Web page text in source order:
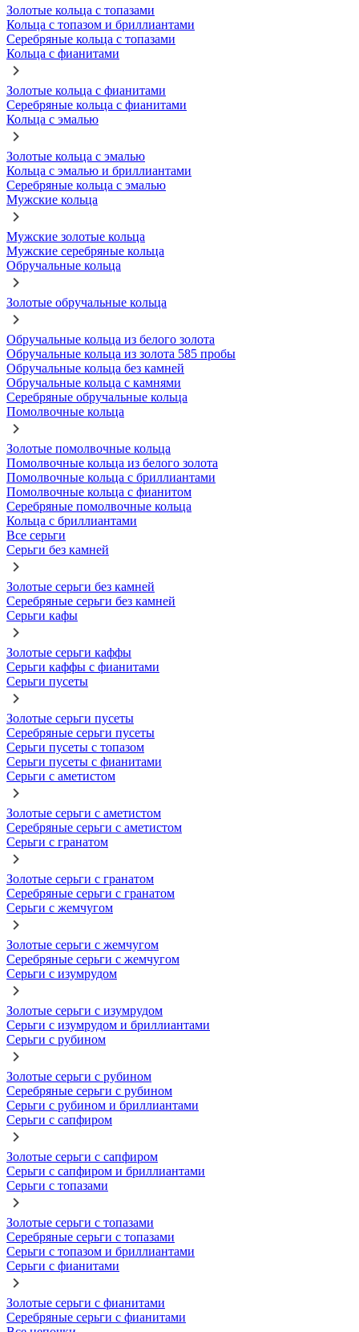
Золотые кольца с топазами
Кольца с топазом и бриллиантами
Серебряные кольца с топазами
Кольца с фианитами
Золотые кольца с фианитами
Серебряные кольца с фианитами
Кольца с эмалью
Золотые кольца с эмалью
Кольца с эмалью и бриллиантами
Серебряные кольца с эмалью
Мужские кольца
Мужские золотые кольца
Мужские серебряные кольца
Обручальные кольца
Золотые обручальные кольца
Обручальные кольца из белого золота
Обручальные кольца из золота 585 пробы
Обручальные кольца без камней
Обручальные кольца с камнями
Серебряные обручальные кольца
Помолвочные кольца
Золотые помолвочные кольца
Помолвочные кольца из белого золота
Помолвочные кольца с бриллиантами
Помолвочные кольца с фианитом
Серебряные помолвочные кольца
Кольца с бриллиантами
Все серьги
Серьги без камней
Золотые серьги без камней
Серебряные серьги без камней
Серьги кафы
Золотые серьги каффы
Серьги каффы с фианитами
Серьги пусеты
Золотые серьги пусеты
Серебряные серьги пусеты
Серьги пусеты с топазом
Серьги пусеты с фианитами
Серьги с аметистом
Золотые серьги с аметистом
Серебряные серьги с аметистом
Серьги с гранатом
Золотые серьги с гранатом
Серебряные серьги с гранатом
Серьги с жемчугом
Золотые серьги с жемчугом
Серебряные серьги с жемчугом
Серьги с изумрудом
Золотые серьги с изумрудом
Серьги с изумрудом и бриллиантами
Серьги с рубином
Золотые серьги с рубином
Серебряные серьги с рубином
Серьги с рубином и бриллиантами
Серьги с сапфиром
Золотые серьги с сапфиром
Серьги с сапфиром и бриллиантами
Серьги с топазами
Золотые серьги с топазами
Серебряные серьги с топазами
Серьги с топазом и бриллиантами
Серьги с фианитами
Золотые серьги с фианитами
Серебряные серьги с фианитами